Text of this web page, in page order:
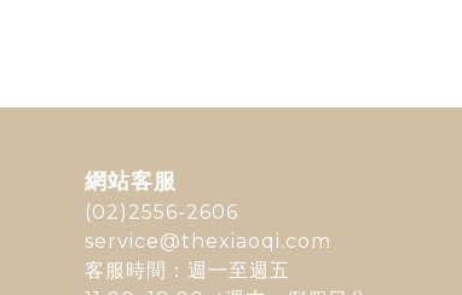
網站客服
(02)2556-2606
service@thexiaoqi.com
客服時間：週一至週五